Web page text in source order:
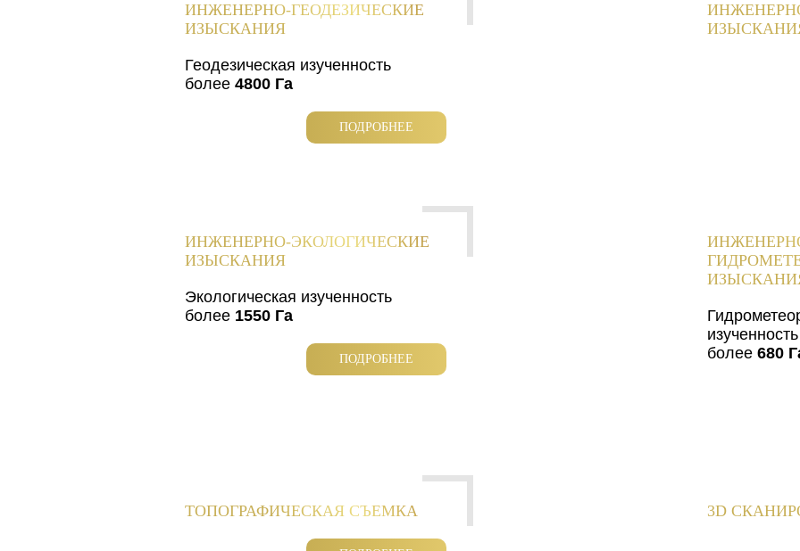
ИНЖЕНЕРНО-ГЕОДЕЗИЧЕСКИЕ
ИЗЫСКАНИЯ
Геодезическая изученность
более 4800 Га
ПОДРОБНЕЕ
ИНЖЕНЕРНО-ЭКОЛОГИЧЕСКИЕ
ИЗЫСКАНИЯ
Экологическая изученность
более 1550 Га
ПОДРОБНЕЕ
изученность
более 680
ТОПОГРАФИЧЕСКАЯ СЪЕМКА 3D